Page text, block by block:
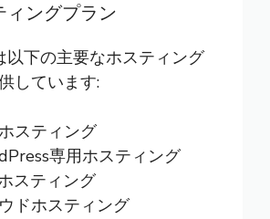
ィングプラン
下の主要なホスティング
しています:
スティング
専用ホスティング
スティング
ドホスティング